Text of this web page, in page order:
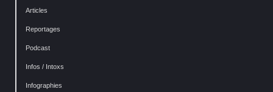
Articles
Reportages
Podcast
Infos / Intoxs
Infographies